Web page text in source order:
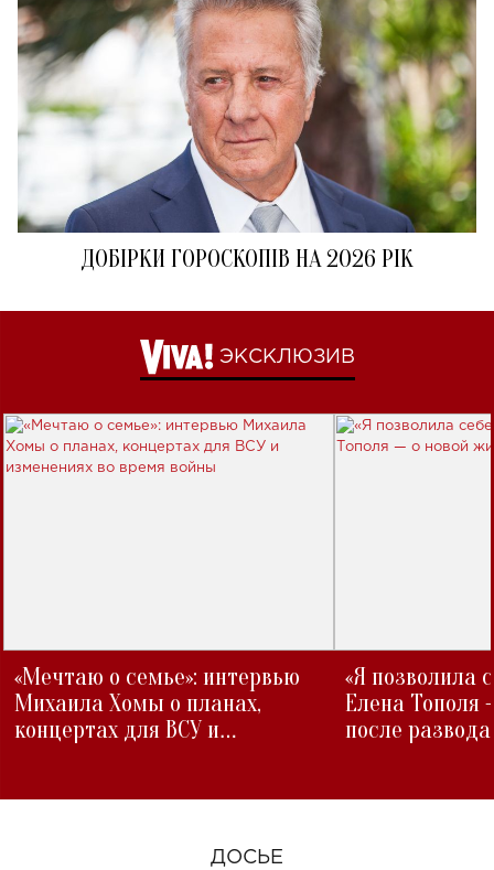
ДОБІРКИ ГОРОСКОПІВ НА 2026 РІК
ЭКСКЛЮЗИВ
«Мечтаю о семье»: интервью
Михаила Хомы о планах,
концертах для ВСУ и
«Я позволила
Елена Тополя
после развода
ДОСЬЕ